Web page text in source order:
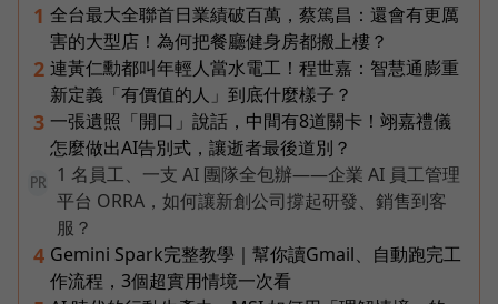
1 全台最大全聯首日業績破百萬，蔡篤昌：還會有更厲
害的大型店！為何把餐廳健身房都搬上樓？
2 連黃仁勳都叫年輕人當水電工！程世嘉：智慧通膨重
新定義「有價值的人」到底什麼樣子？
3 一張遺照「開口」說話，中間有8道關卡！翊嘉禮儀
怎麼做出AI告別式，讓逝者最後道別？
PR
1 名員工、一支 AI 團隊全包辦——企業 AI 員工管理
平台 ORRA，如何讓新創公司撐起研發、銷售到客
服？
4 Gemini Spark完整教學｜幫你讀Gmail、自動跑完工
作流程，3個超實用情境一次看